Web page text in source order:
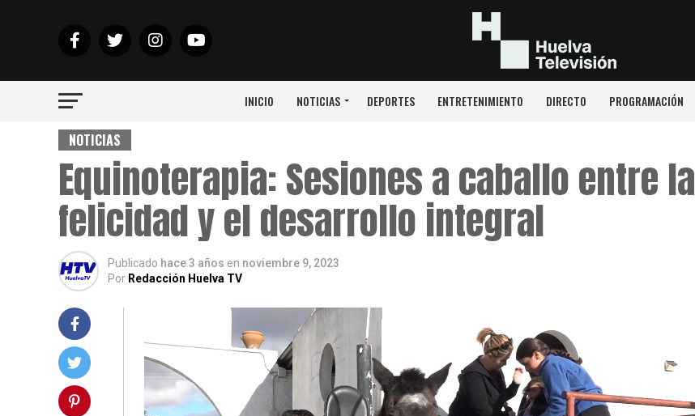
INICIO NOTICIAS DEPORTES ENTRETENIMIENTO DIRECTO PROGRAMACIÓN
NOTICIAS
Equinoterapia: Sesiones a caballo entre la
felicidad y el desarrollo integral
Publicado hace 3 años en noviembre 9, 2023
Por Redacción Huelva TV